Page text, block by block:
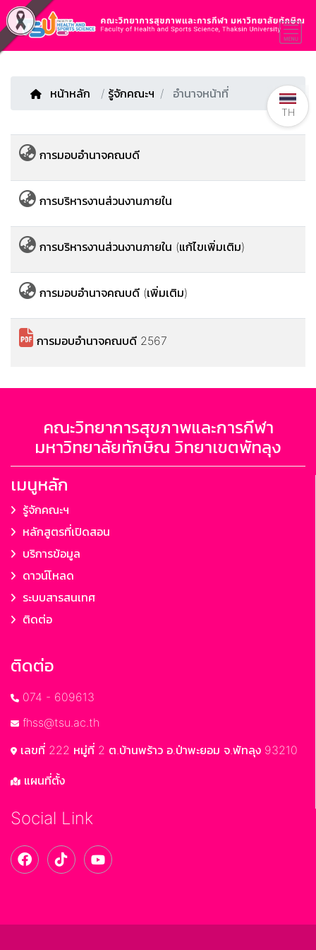
หน้าหลัก / รู้จักคณะฯ อำนาจหน้าที่
การมอบอำนาจคณบดี
การบริหารงานส่วนงานภายใน
การบริหารงานส่วนงานภายใน (แก้ไขเพิ่มเติม)
การมอบอำนาจคณบดี (เพิ่มเติม)
การมอบอำนาจคณบดี 2567
คณะวิทยาการสุขภาพและการกีฬา
มหาวิทยาลัยทักษิณ วิทยาเขตพัทลุง
เมนูหลัก
รู้จักคณะฯ
หลักสูตรที่เปิดสอน
บริการข้อมูล
ดาวน์โหลด
ระบบสารสนเทศ
ติดต่อ
ติดต่อ
074 - 609613
fhss@tsu.ac.th
เลขที่ 222 หมู่ที่ 2 ต.บ้านพร้าว อ.ป่าพะยอม จ.พัทลุง 93210
แผนที่ตั้ง
Social Link
TH